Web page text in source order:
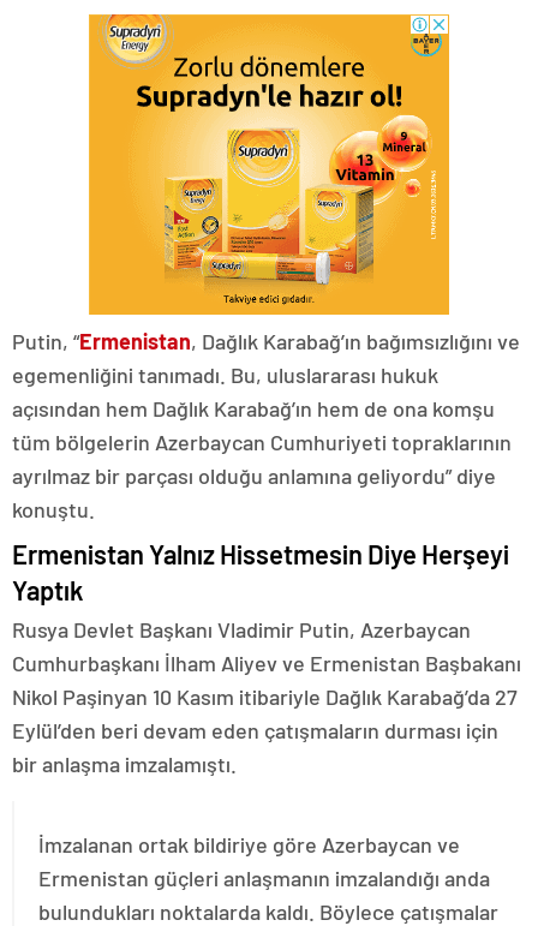
Putin, “Ermenistan, Dağlık Karabağ’ın bağımsızlığını ve
egemenliğini tanımadı. Bu, uluslararası hukuk
açısından hem Dağlık Karabağ’ın hem de ona komşu
tüm bölgelerin Azerbaycan Cumhuriyeti topraklarının
ayrılmaz bir parçası olduğu anlamına geliyordu” diye
konuştu.
Ermenistan Yalnız Hissetmesin Diye Herşeyi
Yaptık
Rusya Devlet Başkanı Vladimir Putin, Azerbaycan
Cumhurbaşkanı İlham Aliyev ve Ermenistan Başbakanı
Nikol Paşinyan 10 Kasım itibariyle Dağlık Karabağ’da 27
Eylül’den beri devam eden çatışmaların durması için
bir anlaşma imzalamıştı.
İmzalanan ortak bildiriye göre Azerbaycan ve
Ermenistan güçleri anlaşmanın imzalandığı anda
bulundukları noktalarda kaldı. Böylece çatışmalar